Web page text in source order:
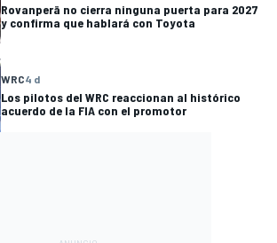
Rovanperä no cierra ninguna puerta para 2027
y confirma que hablará con Toyota
WRC4 d
Los pilotos del WRC reaccionan al histórico
acuerdo de la FIA con el promotor